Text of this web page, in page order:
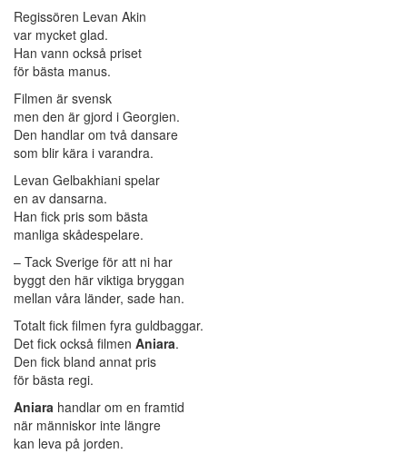
Regissören Levan Akin
var mycket glad.
Han vann också priset
för bästa manus.
Filmen är svensk
men den är gjord i Georgien.
Den handlar om två dansare
som blir kära i varandra.
Levan Gelbakhiani spelar
en av dansarna.
Han fick pris som bästa
manliga skådespelare.
– Tack Sverige för att ni har
byggt den här viktiga bryggan
mellan våra länder, sade han.
Totalt fick filmen fyra guldbaggar.
Det fick också filmen Aniara.
Den fick bland annat pris
för bästa regi.
Aniara handlar om en framtid
när människor inte längre
kan leva på jorden.